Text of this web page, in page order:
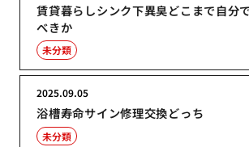
賃貸暮らしシンク下異臭どこまで自分
べきか
未分類
浴槽寿命サイン修理交換どっち
2025.09.05
未分類